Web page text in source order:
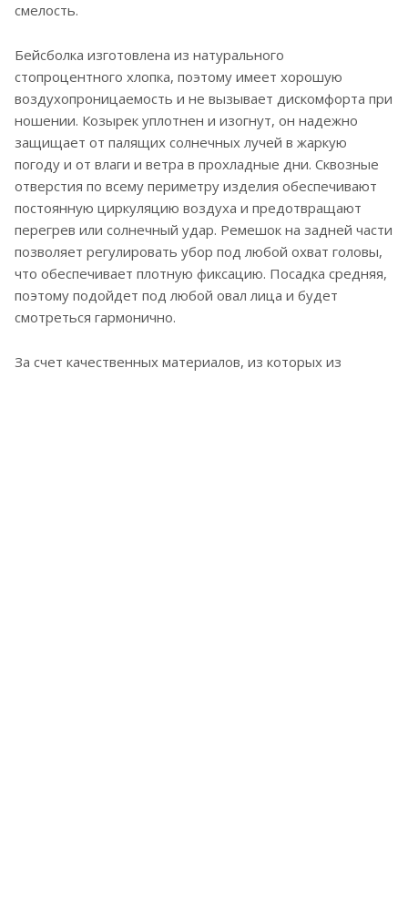
смелость.
Бейсболка изготовлена из натурального
стопроцентного хлопка, поэтому имеет хорошую
воздухопроницаемость и не вызывает дискомфорта при
ношении. Козырек уплотнен и изогнут, он надежно
защищает от палящих солнечных лучей в жаркую
погоду и от влаги и ветра в прохладные дни. Сквозные
отверстия по всему периметру изделия обеспечивают
постоянную циркуляцию воздуха и предотвращают
перегрев или солнечный удар. Ремешок на задней части
позволяет регулировать убор под любой охват головы,
что обеспечивает плотную фиксацию. Посадка средняя,
поэтому подойдет под любой овал лица и будет
смотреться гармонично.
За счет качественных материалов, из которых из